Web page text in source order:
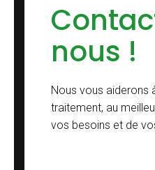
nous !
Nous vous aiderons
traitement, au
vos besoins et de